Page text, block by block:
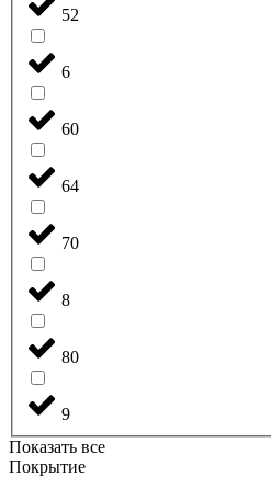
52
6
60
64
70
8
80
9
Показать все
Покрытие